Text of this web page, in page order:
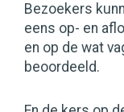
Bezoekers
eens op- en
en op de wat
beoordeeld.